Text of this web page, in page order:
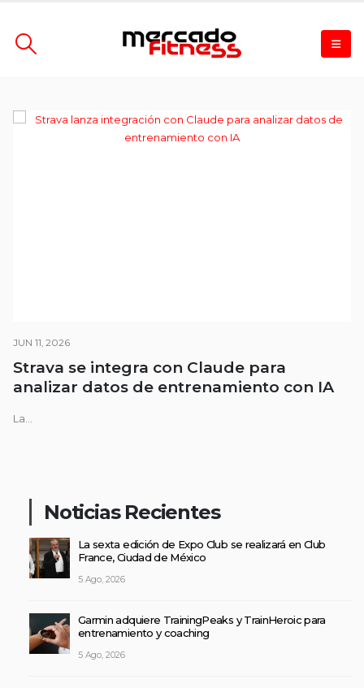
JUN 11, 2026
Strava se integra con Claude para
analizar datos de entrenamiento con IA
La...
Noticias Recientes
La sexta edición de Expo Club se realizará en Club
France, Ciudad de México
5 Ago, 2026
Garmin adquiere TrainingPeaks y TrainHeroic para
entrenamiento y coaching
5 Ago, 2026